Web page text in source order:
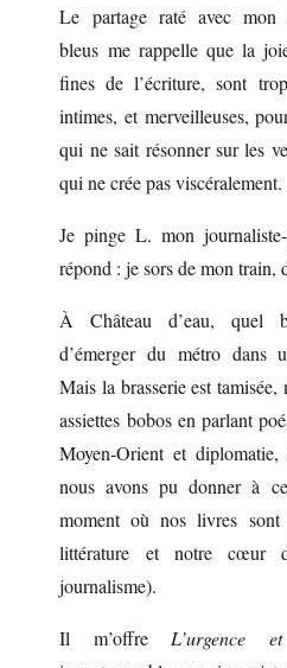
Le partage raté avec mon
bleus me rappelle que la
fines de l’écriture, sont
intimes, et merveilleuses,
qui ne sait résonner sur les
qui ne crée pas viscéralement.
Je pinge L. mon
répond : je sors de mon train,
À Château d’eau, quel
d’émerger du métro dans
Mais la brasserie est
assiettes bobos en parlant
Moyen-Orient et
nous avons pu donner à
moment où nos livres
littérature et notre cœur
journalisme).
Il m’offre L’urgence